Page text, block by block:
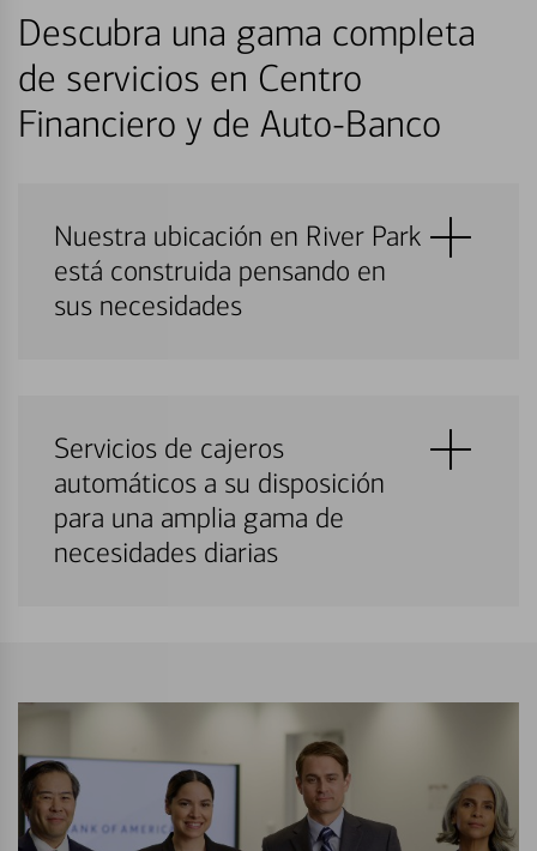
Descubra una gama completa
de servicios en Centro
Financiero y de Auto-Banco
Nuestra ubicación en River Park
está construida pensando en
sus necesidades
Servicios de cajeros
automáticos a su disposición
para una amplia gama de
necesidades diarias